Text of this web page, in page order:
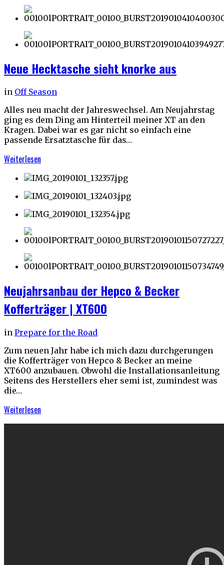
Neue Hecktasche sieht knorke aus
in Off Season
Alles neu macht der Jahreswechsel. Am Neujahrstag
ging es dem Ding am Hinterteil meiner XT an den
Kragen. Dabei war es gar nicht so einfach eine
passende Ersatztasche für das…
Weiterlesen
Neujahrsanbau der Hepco & Becker
Kofferträger | XT600
in Prepare for the Road
Zum neuen Jahr habe ich mich dazu durchgerungen
die Kofferträger von Hepco & Becker an meine
XT600 anzubauen. Obwohl die Installationsanleitung
Seitens des Herstellers eher semi ist, zumindest was
die…
Weiterlesen